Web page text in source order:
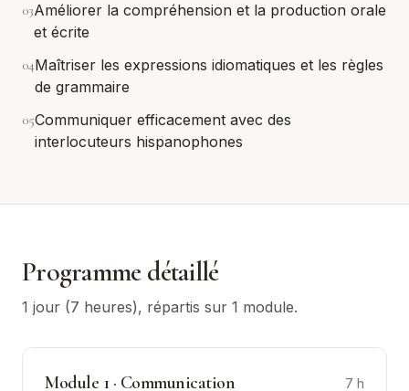
03Améliorer la compréhension et la production orale
et écrite
04Maîtriser les expressions idiomatiques et les règles
de grammaire
05Communiquer efficacement avec des
interlocuteurs hispanophones
Programme détaillé
1 jour (7 heures), répartis sur 1 module.
Module 1· Communication 7 h